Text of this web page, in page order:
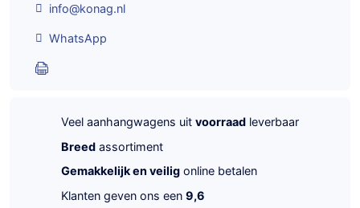
info@konag.nl
WhatsApp
Veel aanhangwagens uit voorraad leverbaar
Breed assortiment
Gemakkelijk en veilig online betalen
Klanten geven ons een 9,6